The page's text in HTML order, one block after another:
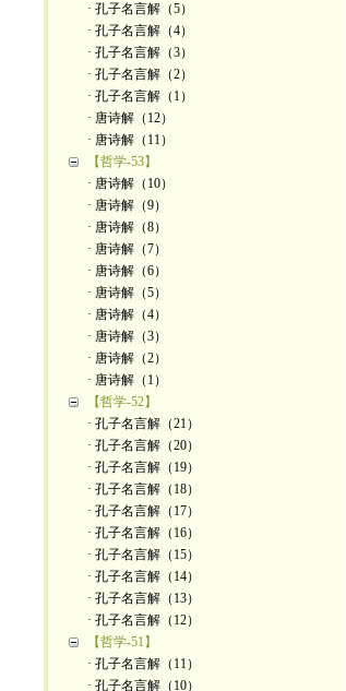
· 孔子名言解（5）
· 孔子名言解（4）
· 孔子名言解（3）
· 孔子名言解（2）
· 孔子名言解（1）
· 唐诗解（12）
· 唐诗解（11）
【哲学-53】
· 唐诗解（10）
· 唐诗解（9）
· 唐诗解（8）
· 唐诗解（7）
· 唐诗解（6）
· 唐诗解（5）
· 唐诗解（4）
· 唐诗解（3）
· 唐诗解（2）
· 唐诗解（1）
【哲学-52】
· 孔子名言解（21）
· 孔子名言解（20）
· 孔子名言解（19）
· 孔子名言解（18）
· 孔子名言解（17）
· 孔子名言解（16）
· 孔子名言解（15）
· 孔子名言解（14）
· 孔子名言解（13）
· 孔子名言解（12）
【哲学-51】
· 孔子名言解（11）
· 孔子名言解（10）